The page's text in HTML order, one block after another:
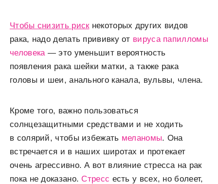
Чтобы снизить рискнекоторых других видов
рака, надо делать прививку от вируса папилломы
человека— это уменьшит вероятность
появления рака шейки матки, а также рака
головы и шеи, анального канала, вульвы, члена.
Кроме того, важно пользоваться
солнцезащитными средствами и не ходить
в солярий, чтобы избежать меланомы. Она
встречается и в наших широтах и протекает
очень агрессивно. А вот влияние стресса на рак
пока не доказано. Стресс есть у всех, но болеет,